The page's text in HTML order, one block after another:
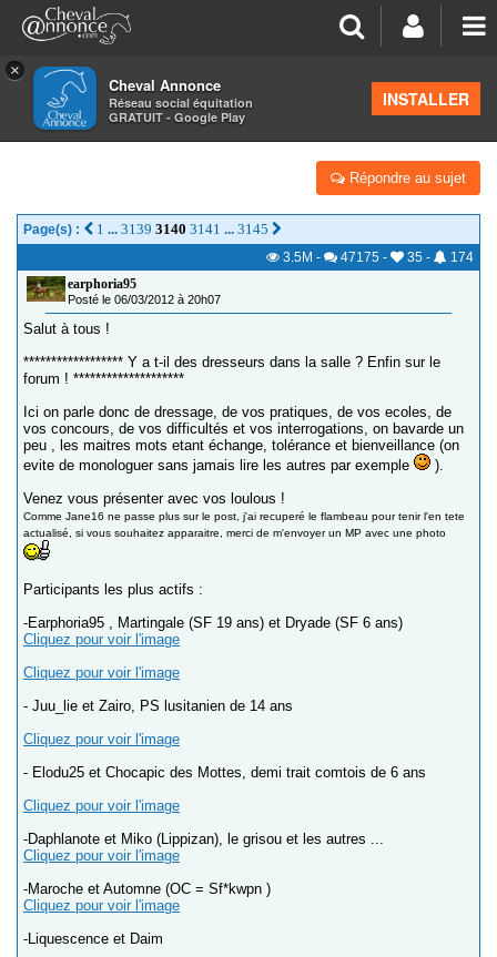
×
Cheval Annonce
Réseau social équitation
GRATUIT - Google Play
INSTALLER
>Équitation et cavaliers
DES CAVALIER(E)S DE DRESSAGE ?
Répondre au sujet
Page(s) : 1 ... 3139 3140 3141 ... 3145
3.5M - 47175 - 35 -
174
earphoria95
Posté le 06/03/2012 à 20h07
Salut à tous !
****************** Y a t-il des dresseurs dans la salle ? Enfin sur le
forum ! ********************
Ici on parle donc de dressage, de vos pratiques, de vos ecoles, de
vos concours, de vos difficultés et vos interrogations, on bavarde un
peu , les maitres mots etant échange, tolérance et bienveillance (on
evite de monologuer sans jamais lire les autres par exemple
).
Venez vous présenter avec vos loulous !
Comme Jane16 ne passe plus sur le post, j'ai recuperé le flambeau pour tenir l'en tete
actualisé, si vous souhaitez apparaitre, merci de m'envoyer un MP avec une photo
Participants les plus actifs :
-Earphoria95 , Martingale (SF 19 ans) et Dryade (SF 6 ans)
Cliquez pour voir l'image
Cliquez pour voir l'image
- Juu_lie et Zairo, PS lusitanien de 14 ans
Cliquez pour voir l'image
- Elodu25 et Chocapic des Mottes, demi trait comtois de 6 ans
Cliquez pour voir l'image
-Daphlanote et Miko (Lippizan), le grisou et les autres ...
Cliquez pour voir l'image
-Maroche et Automne (OC = Sf*kwpn )
Cliquez pour voir l'image
-Liquescence et Daim